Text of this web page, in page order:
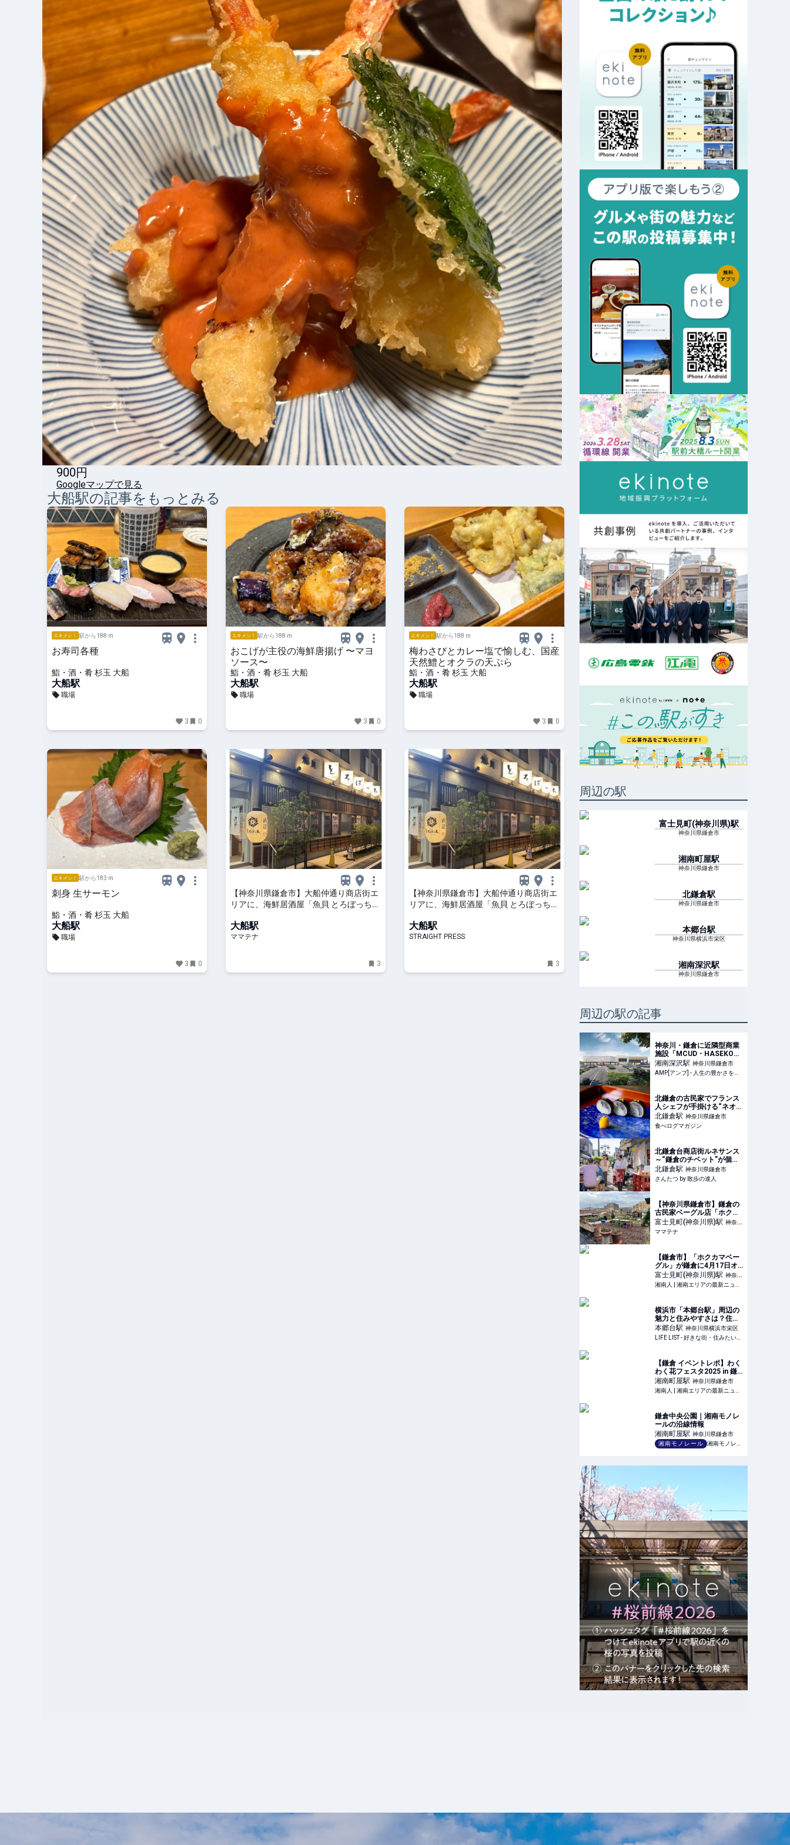
900円
Googleマップで見る
大船駅の記事をもっとみる
エキメシ！ 駅から188 m
お寿司各種
鮨・酒・肴 杉玉 大船
大船駅
職場
3 0
エキメシ！ 駅から188 m
おこげが主役の海鮮唐揚げ 〜マヨ
ソース〜
鮨・酒・肴 杉玉 大船
大船駅
職場
3 0
エキメシ！ 駅から188 m
梅わさびとカレー塩で愉しむ、国産
天然鱧とオクラの天ぷら
鮨・酒・肴 杉玉 大船
大船駅
職場
3 0
エキメシ！ 駅から183 m
刺身 生サーモン
鮨・酒・肴 杉玉 大船
大船駅
職場
3 0
【神奈川県鎌倉市】大船仲通り商店街エ
リアに、海鮮居酒屋「魚貝 とろぼっち
大船駅
ママテナ
3
【神奈川県鎌倉市】大船仲通り商店街エ
リアに、海鮮居酒屋「魚貝 とろぼっち
大船駅
STRAIGHT PRESS
3
周辺の駅
富士見町(神奈川県)駅
神奈川県鎌倉市
湘南町屋駅
神奈川県鎌倉市
北鎌倉駅
神奈川県鎌倉市
本郷台駅
神奈川県横浜市栄区
湘南深沢駅
神奈川県鎌倉市
周辺の駅の記事
神奈川・鎌倉に近隣型商業
施設「MCUD・HASEKO
Retail鎌倉梶原」が竣工 カ
インズとライフが出店 |
AMP[アンプ] - 人生の豊か
りだす新世代向けビジネス
メディア
湘南深沢駅 神奈川県鎌倉市
AMP[アンプ] - 人生の豊かさを生む瞬間を情報でつくりだす新世代向けビジネスメディア
北鎌倉の古民家でフランス
人シェフが手掛ける“ネオ懐
石” | 食べログマガジン
北鎌倉駅 神奈川県鎌倉市
食べログマガジン
北鎌倉台商店街ルネサンス
～“鎌倉のチベット”が個性
豊かな面々の力で新たなス
テージへ～｜さんたつ by
散歩の達人
北鎌倉駅 神奈川県鎌倉市
さんたつ by 散歩の達人
【神奈川県鎌倉市】鎌倉の
古民家ベーグル店「ホクカ
マベーグル」、薪と鉄板に
よる新たなBBQ体験を提供
| ママテナ
富士見町(神奈川県)駅 神奈川
県鎌倉市
ママテナ
【鎌倉市】「ホクカマベー
グル」が鎌倉に4月17日オ
ープン！古民家再生の整う
ベーグル専門店 | 湘南人
富士見町(神奈川県)駅 神奈川
県鎌倉市
湘南人 | 湘南エリアの最新ニュース・グルメ・イベント穴場情報満載！
横浜市「本郷台駅」周辺の
魅力と住みやすさは？住ん
でみた感想とおすすめした
いポイント - LIFE LIST - 好
きな街・住みたい街・私の
本郷台駅 神奈川県横浜市栄区
LIFE LIST - 好きな街・住みたい街・私の街
【鎌倉 イベントレポ】わく
わく花フェスタ2025 in 鎌
倉中央公園 - 自然の中でお
花や動物と触れ合い、笑顔
溢れるイベント！ | 湘南人
湘南町屋駅 神奈川県鎌倉市
湘南人 | 湘南エリアの最新ニュース・グルメ・イベント穴場情報満載！
鎌倉中央公園｜湘南モノレ
ールの沿線情報
湘南町屋駅 神奈川県鎌倉市
湘南モノレール
湘南モノレール株式会社